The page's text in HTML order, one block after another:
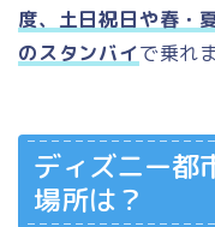
度、土日祝日や春・
のスタンバイで乗れ
ディズニー都
場所は？